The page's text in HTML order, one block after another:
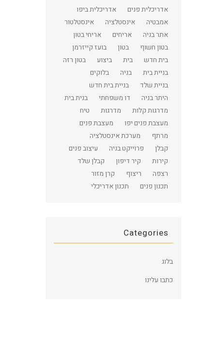
אדריכלית ביפו
אדריכלית פנים
אינסטלטור
אינסטלציה
אמבטיה
אריחי בטון
אריחים
אתר בניה
בועז קייזרמן
בטון
בטון חשוף
בטון רזה
ביצוע בית
בית חדש
בלוקים
בניה
בניית בית
בניית בית חדש
בניית שלד
בנית בית
דו משפחתי
היתר בניה
טיח
מדרגות
מדרגות קלות
מעצבת פנים
מעצבת פנים יפו
מערכת אינסטלציה
מרתף
עיצוב פנים
פרוייקט בניה
קבלן
קבלן שלד
קיר דיפון
קירות
קרן מזור
ריצוף
רצפה
תכנון אדריכלי
תכנון פנים
Categories
בלוג
כתבו עלינו